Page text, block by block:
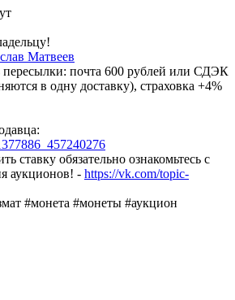
Матвеев
пересылки: почта 600 рублей или СДЭК
в одну доставку), страховка +4%
ставку обязательно ознакомьтесь с
аукционов! - https://vk.com/topic-
#монета #монеты #аукцион